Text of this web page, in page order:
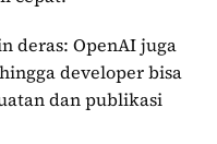
deras: OpenAI juga
developer bisa
dan publikasi